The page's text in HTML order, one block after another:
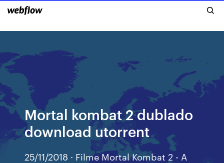
Mortal kombat 2 dublado
download utorrent
25/11/2018 · Filme Mortal Kombat 2 - A